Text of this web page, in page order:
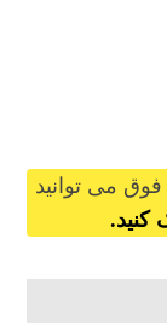
می توانید
کنید.